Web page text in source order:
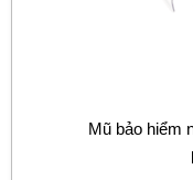
Mũ bảo hiểm